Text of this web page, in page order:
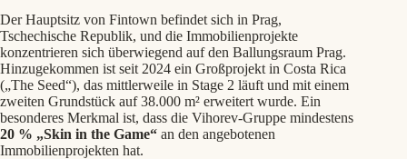
Der Hauptsitz von Fintown befindet sich in Prag,
Tschechische Republik, und die Immobilienprojekte
konzentrieren sich überwiegend auf den Ballungsraum Prag.
Hinzugekommen ist seit 2024 ein Großprojekt in Costa Rica
(„The Seed“), das mittlerweile in Stage 2 läuft und mit einem
zweiten Grundstück auf 38.000 m² erweitert wurde. Ein
besonderes Merkmal ist, dass die Vihorev-Gruppe mindestens
20 % „Skin in the Game“ an den angebotenen
Immobilienprojekten hat.